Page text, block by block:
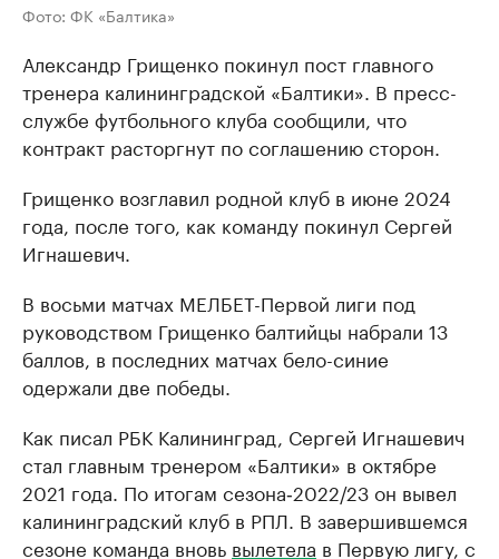
Фото: ФК «Балтика»
Александр Грищенко покинул пост главного
тренера калининградской «Балтики». В пресс-
службе футбольного клуба сообщили, что
контракт расторгнут по соглашению сторон.
Грищенко возглавил родной клуб в июне 2024
года, после того, как команду покинул Сергей
Игнашевич.
В восьми матчах МЕЛБЕТ-Первой лиги под
руководством Грищенко балтийцы набрали 13
баллов, в последних матчах бело-синие
одержали две победы.
Как писал РБК Калининград, Сергей Игнашевич
стал главным тренером «Балтики» в октябре
2021 года. По итогам сезона‑2022/23 он вывел
калининградский клуб в РПЛ. В завершившемся
сезоне команда вновь вылетела в Первую лигу, с